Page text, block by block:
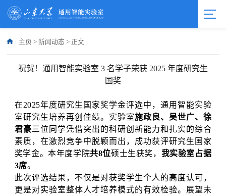
主页 > 新闻动态 > 正文
祝贺！通用智能实验室 3 名学子荣获 2025 年度研究生
国奖
在2025年度研究生国家奖学金评选中，通用智能实验
室研究生培养再创佳绩。实验室施政良、吴世广、徐
君豪三位同学凭借突出的科研创新能力和扎实的综合
素质，在激烈竞争中脱颖而出，成功获评研究生国家
奖学金。本年度学院共8位硕士生获奖， 我实验室占据
3席。
此次评选结果，不仅是对获奖学生个人的高度认可，
更是对实验室整体人才培养模式的有效检验。展望未